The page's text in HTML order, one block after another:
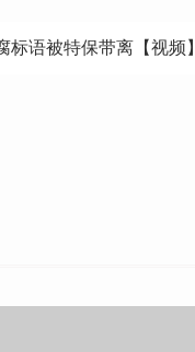
语被特保带离【视频】